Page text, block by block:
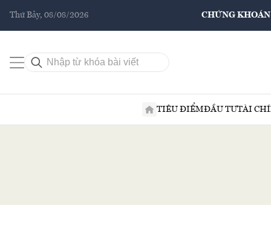
Thứ Bảy, 08/08/2026 CHỨNG KHOÁN
TIÊU ĐIỂMĐẦU TƯTÀI